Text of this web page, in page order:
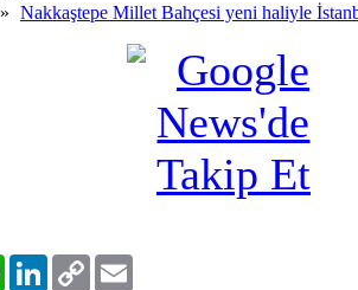
» Nakkaştepe Millet Bahçesi yeni haliyle
WhatsAppLinkedIn
Copy
Link